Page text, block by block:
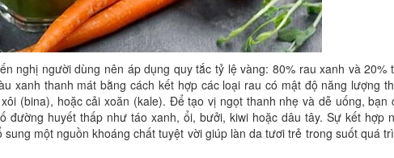
nghị người dùng nên áp dụng quy tắc tỷ lệ vàng: 80% rau xanh và 20%
xanh thanh mát bằng cách kết hợp các loại rau có mật độ năng lượng
(bina), hoặc cải xoăn (kale). Để tạo vị ngọt thanh nhẹ và dễ uống, bạn
đường huyết thấp như táo xanh, ổi, bưởi, kiwi hoặc dâu tây. Sự kết hợp
một nguồn khoáng chất tuyệt vời giúp làn da tươi trẻ trong suốt quá